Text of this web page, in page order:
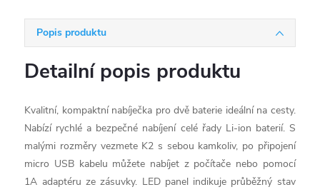
Popis produktu
Detailní popis produktu
Kvalitní, kompaktní nabíječka pro dvě baterie ideální na cesty.
Nabízí rychlé a bezpečné nabíjení celé řady Li-ion baterií. S
malými rozměry vezmete K2 s sebou kamkoliv, po připojení
micro USB kabelu můžete nabíjet z počítače nebo pomocí
1A adaptéru ze zásuvky. LED panel indikuje průběžný stav